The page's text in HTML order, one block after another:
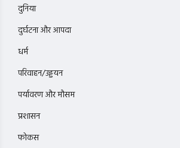
दुनिया
दुर्घटना और आपदा
धर्म
परिवाहन/उड्डयन
पर्यावरण और मौसम
प्रशासन
फोकस